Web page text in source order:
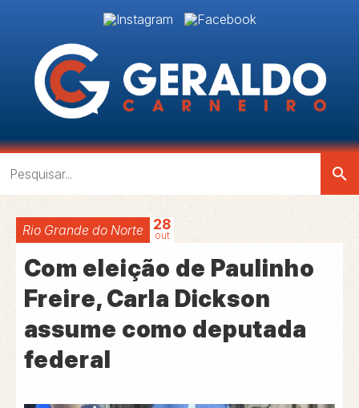
search
Rio Grande do Norte 28
out
Com eleição de Paulinho
Freire, Carla Dickson
assume como deputada
federal